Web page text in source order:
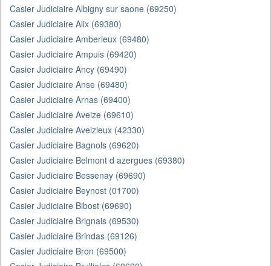
Casier Judiciaire Albigny sur saone (69250)
Casier Judiciaire Alix (69380)
Casier Judiciaire Amberieux (69480)
Casier Judiciaire Ampuis (69420)
Casier Judiciaire Ancy (69490)
Casier Judiciaire Anse (69480)
Casier Judiciaire Arnas (69400)
Casier Judiciaire Aveize (69610)
Casier Judiciaire Aveizieux (42330)
Casier Judiciaire Bagnols (69620)
Casier Judiciaire Belmont d azergues (69380)
Casier Judiciaire Bessenay (69690)
Casier Judiciaire Beynost (01700)
Casier Judiciaire Bibost (69690)
Casier Judiciaire Brignais (69530)
Casier Judiciaire Brindas (69126)
Casier Judiciaire Bron (69500)